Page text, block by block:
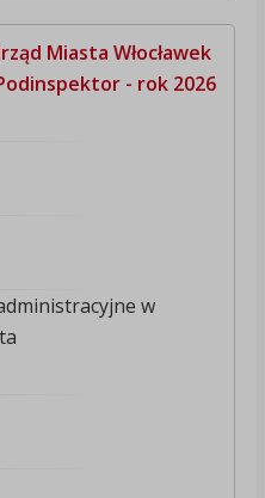
Miasta Włocławek
- rok 2026
w